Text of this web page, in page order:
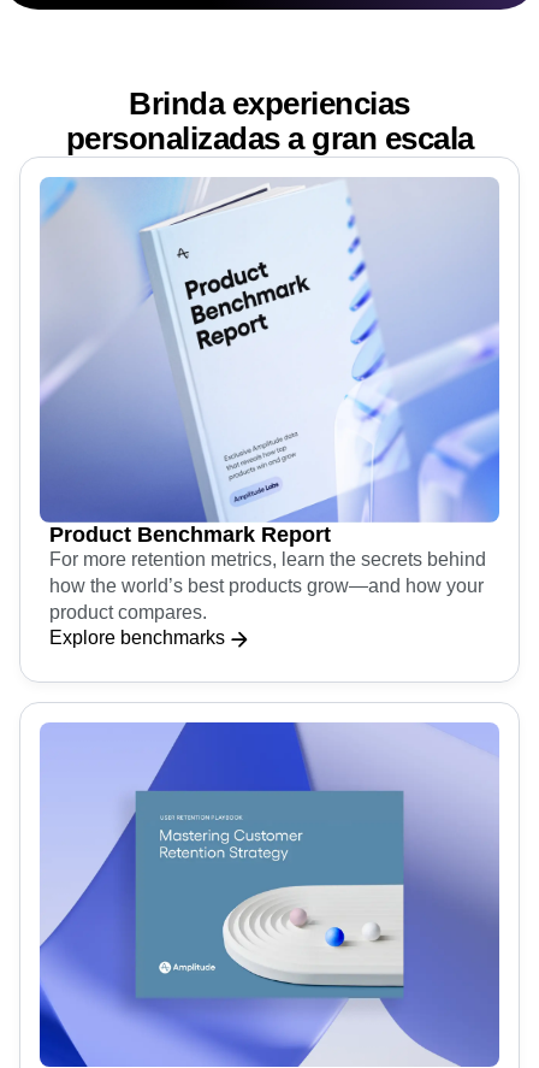
Brinda experiencias
personalizadas a gran escala
Product Benchmark Report
For more retention metrics, learn the secrets behind
how the world’s best products grow—and how your